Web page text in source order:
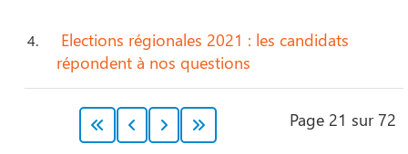
Elections régionales 2021 : les candidats
répondent à nos questions
Page 21 sur 72